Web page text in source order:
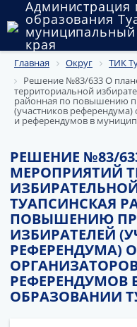
Администрация
образования
муниципальный
края
Округ
Администрация
Муниципальные
Государственный и
Муниципальное
Публичные слушания
Документы
Главная Округ ТИК
Решение №83/633 О
территориальной
районная по повышению
(участников
и референдумов в
РЕШЕНИЕ №83/
МЕРОПРИЯТИЙ
ТУАПСИНСКАЯ
ПОВЫШЕНИЮ
ИЗБИРАТЕЛЕЙ
РЕФЕРЕНДУМА)
ОБРАЗОВАНИИ